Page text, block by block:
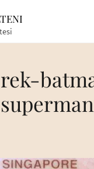
rek-
superman